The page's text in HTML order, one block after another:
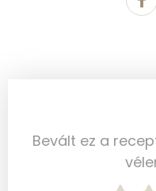
Szénhidrát
Bevált ez a